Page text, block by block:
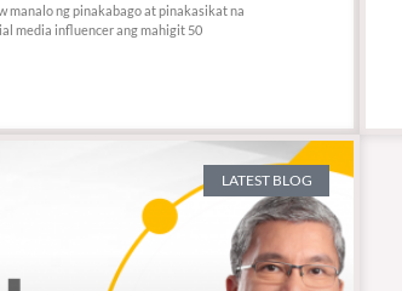
manalo ng pinakabago at pinakasikat na
media influencer ang mahigit 50
LATEST BLOG